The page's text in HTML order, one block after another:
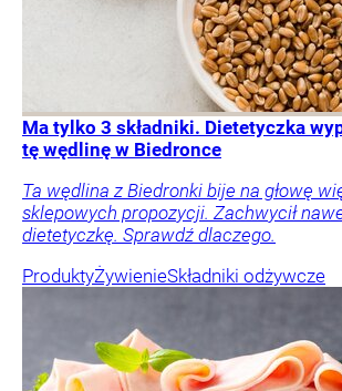
Ma tylko 3 składniki. Dietetyczka
tę wędlinę w Biedronce
Ta wędlina z Biedronki bije na głowę
sklepowych propozycji. Zachwycił
dietetyczkę. Sprawdź dlaczego.
ProduktyŻywienieSkładniki odżywcze